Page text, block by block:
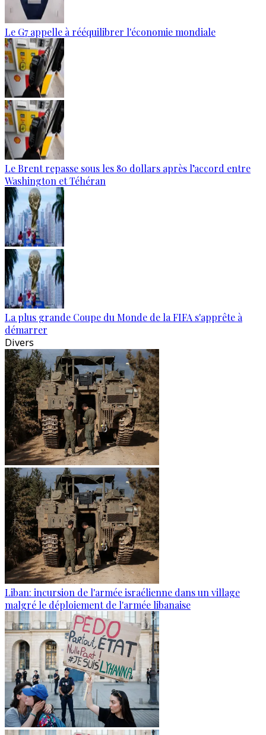
Le G7 appelle à rééquilibrer l'économie mondiale
Le Brent repasse sous les 80 dollars après l’accord entre
Washington et Téhéran
La plus grande Coupe du Monde de la FIFA s'apprête à
démarrer
Divers
Liban: incursion de l'armée israélienne dans un village
malgré le déploiement de l'armée libanaise